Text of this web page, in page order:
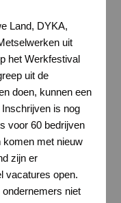
Land, DYKA,
uit
het Werkfestival
uit de
doen, kunnen een
is nog
voor 60 bedrijven
komen met nieuw
zijn er
vacatures open.
niet